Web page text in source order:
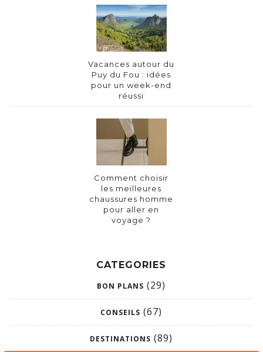
Vacances autour du
Puy du Fou : idées
pour un week-end
réussi
Comment choisir
les meilleures
chaussures homme
pour aller en
voyage ?
CATEGORIES
BON PLANS (29)
CONSEILS (67)
DESTINATIONS (89)